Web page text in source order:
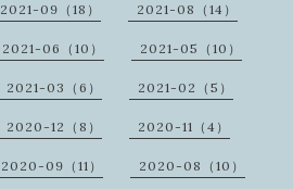
2021-09（18） 2021-08（14）
2021-06（10） 2021-05（10）
2021-03（6） 2021-02（5）
2020-12（8） 2020-11（4）
2020-09（11） 2020-08（10）